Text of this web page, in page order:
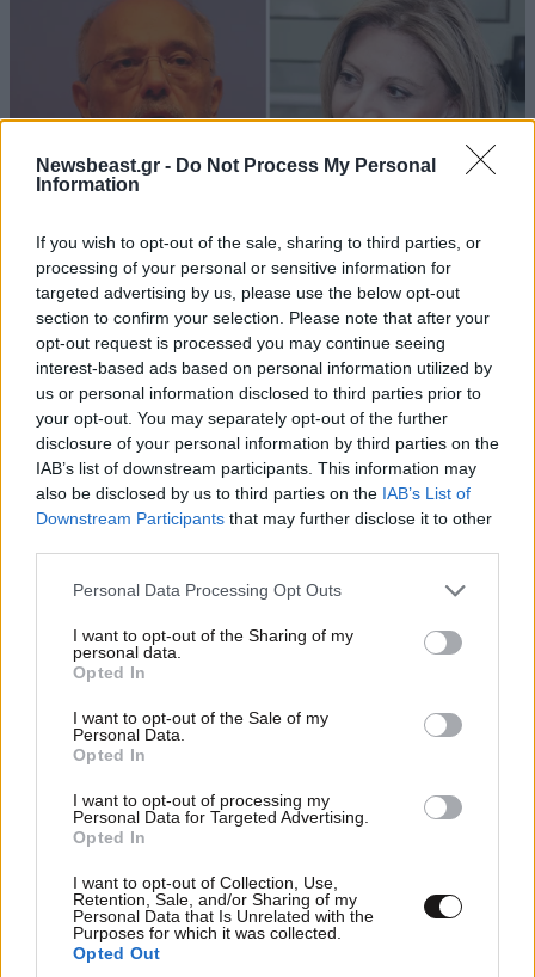
Newsbeast.gr - Do Not Process My Personal
Information
If you wish to opt-out of the sale, sharing to third parties, or
processing of your personal or sensitive information for
targeted advertising by us, please use the below opt-out
section to confirm your selection. Please note that after your
opt-out request is processed you may continue seeing
interest-based ads based on personal information utilized by
us or personal information disclosed to third parties prior to
your opt-out. You may separately opt-out of the further
disclosure of your personal information by third parties on the
IAB’s list of downstream participants. This information may
also be disclosed by us to third parties on the IAB’s List of
Downstream Participants that may further disclose it to other
Please note that this website/app uses one or more Google
not limited to your visit or usage behaviour. You may click to
grant or deny consent to Google and its third-party tags to
use your data for below specified purposes in below Google
consent section.
Personal Data Processing Opt Outs
I want to opt-out of the Sharing of my
personal data.
Opted In
I want to opt-out of the Sale of my
Personal Data.
Opted In
I want to opt-out of processing my
Personal Data for Targeted Advertising.
Opted In
I want to opt-out of Collection, Use,
Retention, Sale, and/or Sharing of my
Personal Data that Is Unrelated with the
Purposes for which it was collected.
Opted Out
ΠΟΛΙΤΙΚΗ07·08·2026 20:19
Θανάσης Αυγερινός για Καρυστιανού-Γρατσία:
«Σπέκουλα, ψεύδη, πολιτική αναξιοπρέπεια και
ανεπίδεκτες μαθήσεως»